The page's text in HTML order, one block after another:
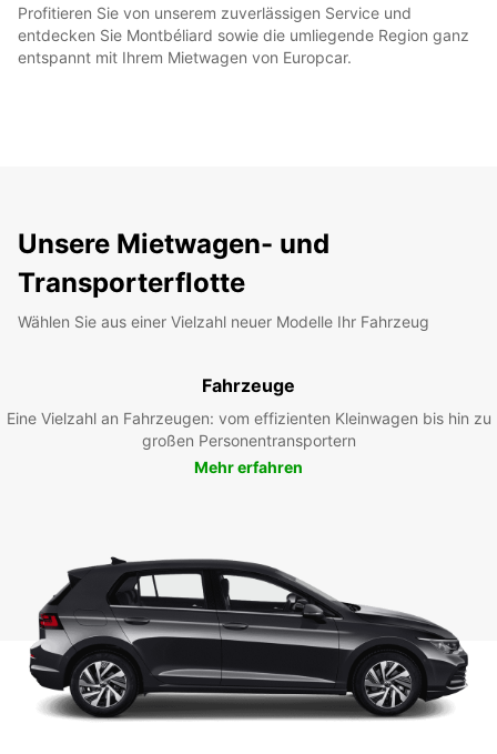
Profitieren Sie von unserem zuverlässigen Service und
entdecken Sie Montbéliard sowie die umliegende Region ganz
entspannt mit Ihrem Mietwagen von Europcar.
Unsere Mietwagen- und
Transporterflotte
Wählen Sie aus einer Vielzahl neuer Modelle Ihr Fahrzeug
Fahrzeuge
Eine Vielzahl an Fahrzeugen: vom effizienten Kleinwagen bis hin zu
großen Personentransportern
Mehr erfahren